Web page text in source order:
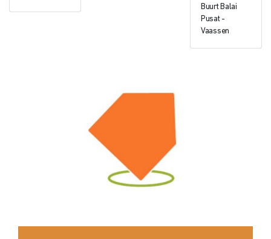
Buurt Balai
Pusat -
Vaassen